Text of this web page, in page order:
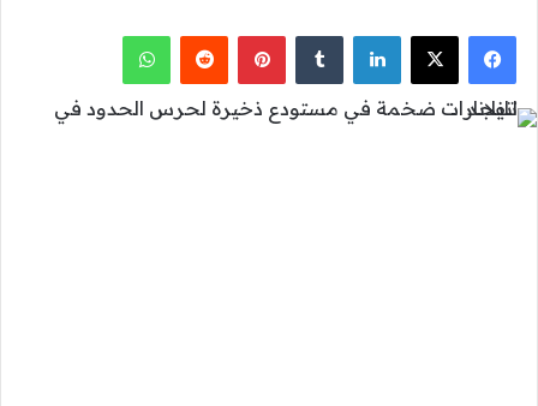
فيسبوك
‫X لينكدإن بينتيريست واتساب